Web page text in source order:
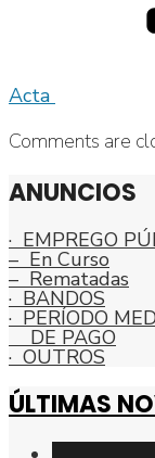
Acta
Comments are
ANUNCIOS
· EMPREGO
– En Curso
– Rematadas
· BANDOS
· PERÍODO
DE PAGO
· OUTROS
ÚLTIMAS